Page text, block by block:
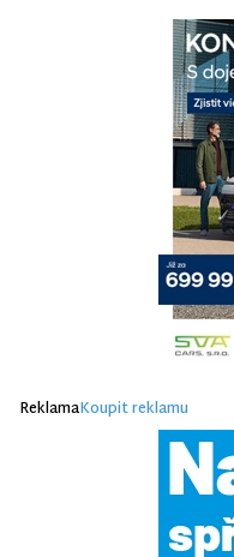
ReklamaKoupit reklamu